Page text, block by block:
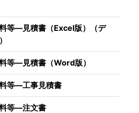
等―見積書（Excel版）（デ
等―見積書（Word版）
等―工事見積書
等―注文書